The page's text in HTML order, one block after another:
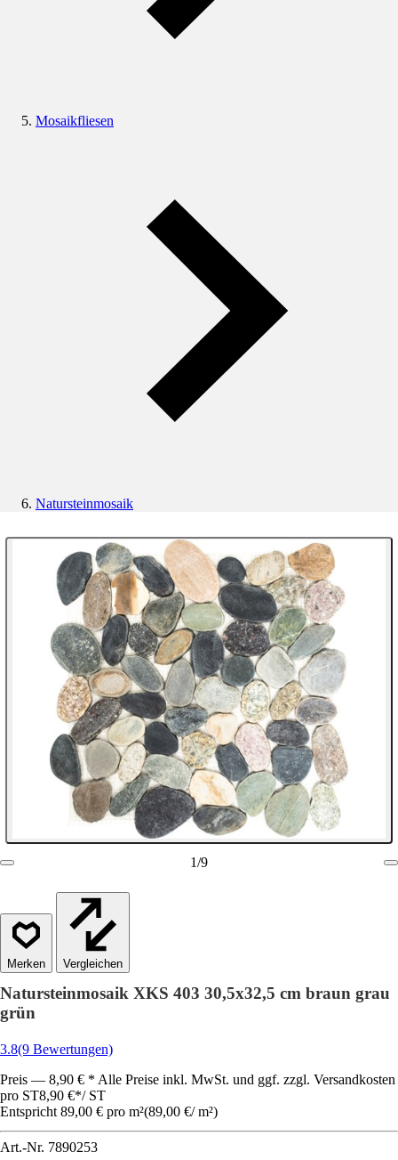
Mosaikfliesen
Natursteinmosaik
1/9
Vergleichen
Natursteinmosaik XKS 403 30,5x32,5 cm braun grau
grün
3.8(9 Bewertungen)
Preis — 8,90 € * Alle Preise inkl. MwSt. und ggf. zzgl. Versandkosten
pro ST8,90 €*/ ST
Entspricht 89,00 € pro m²(89,00 €/ m²)
Art.-Nr. 7890253